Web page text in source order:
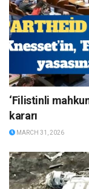
‘Filistinli
kararı
MARCH 31, 2026